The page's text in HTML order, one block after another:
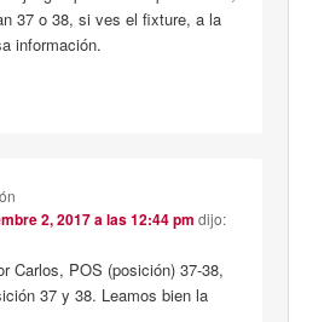
37 o 38, si ves el fixture, a la
información.
2, 2017 a las 12:44 pm dijo:
Carlos, POS (posición) 37-38,
37 y 38. Leamos bien la